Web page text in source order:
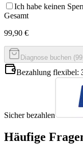
Ich habe keinen
Gesamt
99,90 €
Diagnose buchen
Bezahlung flexibel:
Sicher bezahlen
Häufige